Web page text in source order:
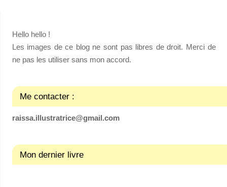
Hello hello !
Les images de ce blog ne sont pas libres de droit. Merci de
ne pas les utiliser sans mon accord.
Me contacter :
raissa.illustratrice@gmail.com
Mon dernier livre